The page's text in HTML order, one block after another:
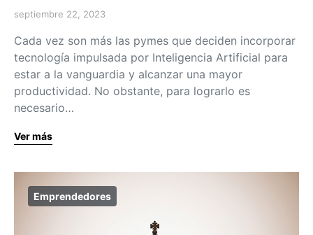
septiembre 22, 2023
Cada vez son más las pymes que deciden incorporar
tecnología impulsada por Inteligencia Artificial para
estar a la vanguardia y alcanzar una mayor
productividad. No obstante, para lograrlo es
necesario…
Ver más
Emprendedores